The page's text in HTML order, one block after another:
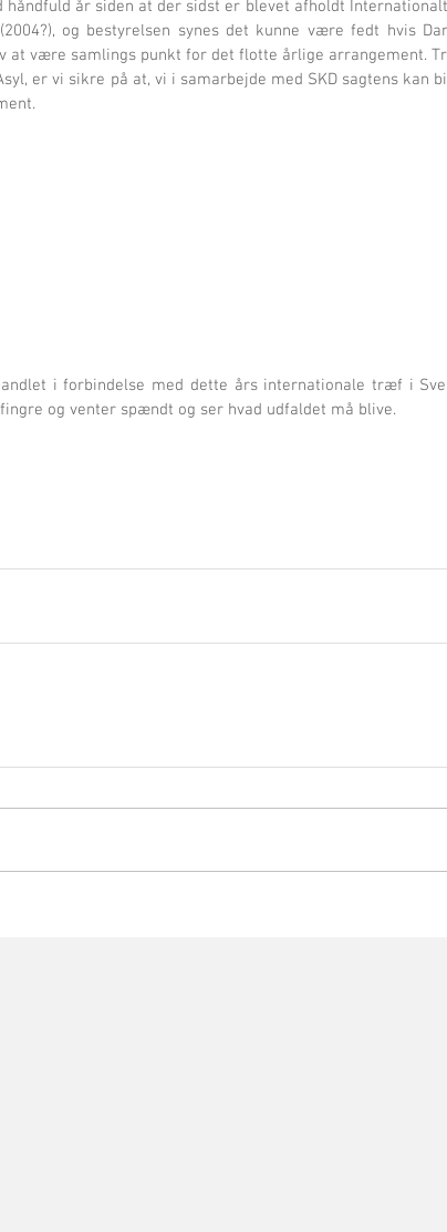
håndfuld år siden at der sidst er blevet afholdt
og bestyrelsen synes det kunne være fedt hvis
at være samlings punkt for det flotte årlige arrangement.
er vi sikre på at, vi i samarbejde med SKD sagtens kan
i forbindelse med dette års internationale træf i
og venter spændt og ser hvad udfaldet må blive.